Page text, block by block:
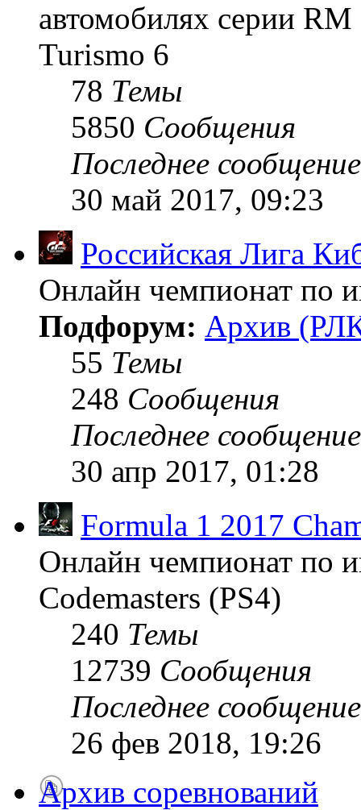
автомобилях серии
Turismo 6
78 Темы
5850 Сообщения
Последнее сообщение
30 май 2017, 09:23
Российская Лига
Онлайн чемпионат по
Подфорум: Архив
55 Темы
248 Сообщения
Последнее сообщение
30 апр 2017, 01:28
Formula 1 2017
Онлайн чемпионат по
Codemasters (PS4)
240 Темы
12739 Сообщения
Последнее сообщение
26 фев 2018, 19:26
Архив соревнований